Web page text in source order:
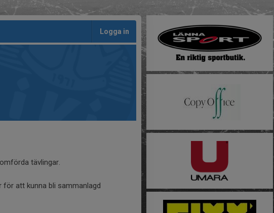
Logga in
tävlingar.
att kunna bli sammanlagd